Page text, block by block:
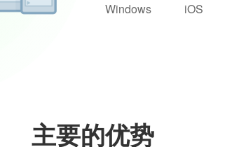
Windows iOS
主要的优势